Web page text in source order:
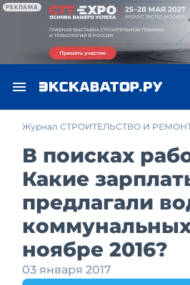
РЕКЛАМА
Журнал СТРОИТЕЛЬСТВО И
В поисках
Какие
предлагали
ноябре 2016?
03 января 2017